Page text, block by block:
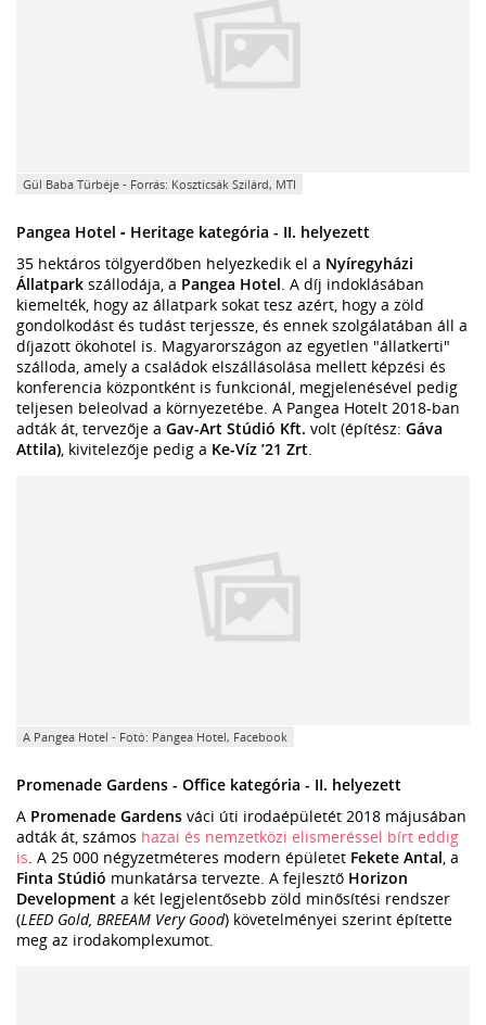
Gül Baba Türbéje - Forrás: Koszticsák Szilárd, MTI
Pangea Hotel - Heritage kategória - II. helyezett
35 hektáros tölgyerdőben helyezkedik el a Nyíregyházi
Állatpark szállodája, a Pangea Hotel . A díj indoklásában
kiemelték, hogy az állatpark sokat tesz azért, hogy a zöld
gondolkodást és tudást terjessze, és ennek szolgálatában áll a
díjazott ökohotel is. Magyarországon az egyetlen "állatkerti"
szálloda, amely a családok elszállásolása mellett képzési és
konferencia központként is funkcionál, megjelenésével pedig
teljesen beleolvad a környezetébe. A Pangea Hotelt 2018-ban
adták át, tervezője a Gav-Art Stúdió Kft. volt (építész: Gáva
Attila) , kivitelezője pedig a Ke-Víz ’21 Zrt
A Pangea Hotel - Fotó: Pangea Hotel, Facebook
Promenade Gardens - Office kategória - II. helyezett
A Promenade Gardens váci úti irodaépületét 2018 májusában
adták át, számos hazai és nemzetközi elismeréssel bírt eddig
is. A 25 000 négyzetméteres modern épületet Fekete Antal, a
Finta Stúdió munkatársa tervezte. A fejlesztő Horizon
Development a két legjelentősebb zöld minősítési rendszer
(LEED Gold, BREEAM Very Good) követelményei szerint építette
meg az irodakomplexumot.